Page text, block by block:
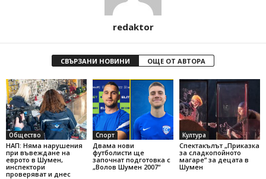
redaktor
СВЪРЗАНИ НОВИНИ ОЩЕ ОТ АВТОРА
Общество
НАП: Няма нарушения
при въвеждане на
еврото в Шумен,
инспектори
проверяват и днес
Спорт
Двама нови
футболисти ще
започнат подготовка с
„Волов Шумен 2007“
Култура
Спектакълът „Приказка
за сладкопойното
магаре“ за децата в
Шумен